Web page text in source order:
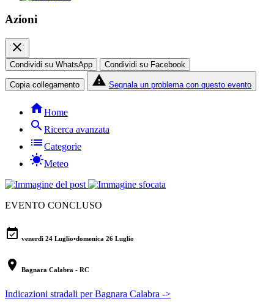
Azioni
close
Condividi su WhatsApp Condividi su Facebook
Copia collegamento report_problem Segnala un problema con questo evento
homeHome
searchRicerca avanzata
listCategorie
sunnyMeteo
EVENTO CONCLUSO
event_available venerdì 24 Luglio•domenica 26 Luglio
location_on Bagnara Calabra - RC
Indicazioni stradali per Bagnara Calabra ->